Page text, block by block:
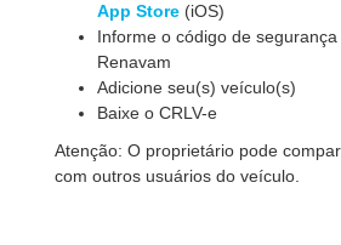
App Store (iOS)
Informe o código de
Renavam
Adicione seu(s) veículo(s)
Baixe o CRLV-e
Atenção: O proprietário pode
com outros usuários do veículo.